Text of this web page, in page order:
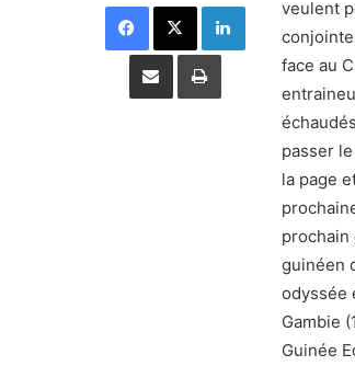
veulent
face au
passer
la page
prochain
guinéen
odyssée
Gambie
Guinée
Facebook X Linkedin
Partager par email Imprimer